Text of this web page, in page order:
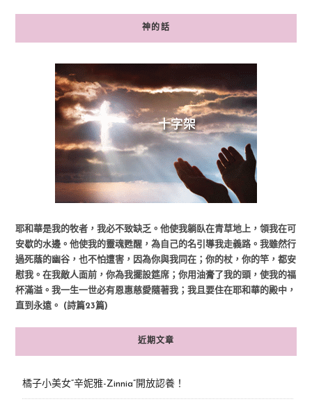
神的話
耶和華是我的牧者，我必不致缺乏。他使我躺臥在青草地上，領我在可
安歇的水邊。他使我的靈魂甦醒，為自己的名引導我走義路。我雖然行
過死蔭的幽谷，也不怕遭害，因為你與我同在；你的杖，你的竿，都安
慰我。在我敵人面前，你為我擺設筵席；你用油膏了我的頭，使我的福
杯滿溢。我一生一世必有恩惠慈愛隨著我；我且要住在耶和華的殿中，
直到永遠。 (詩篇23篇)
近期文章
橘子小美女“辛妮雅-Zinnia”開放認養！